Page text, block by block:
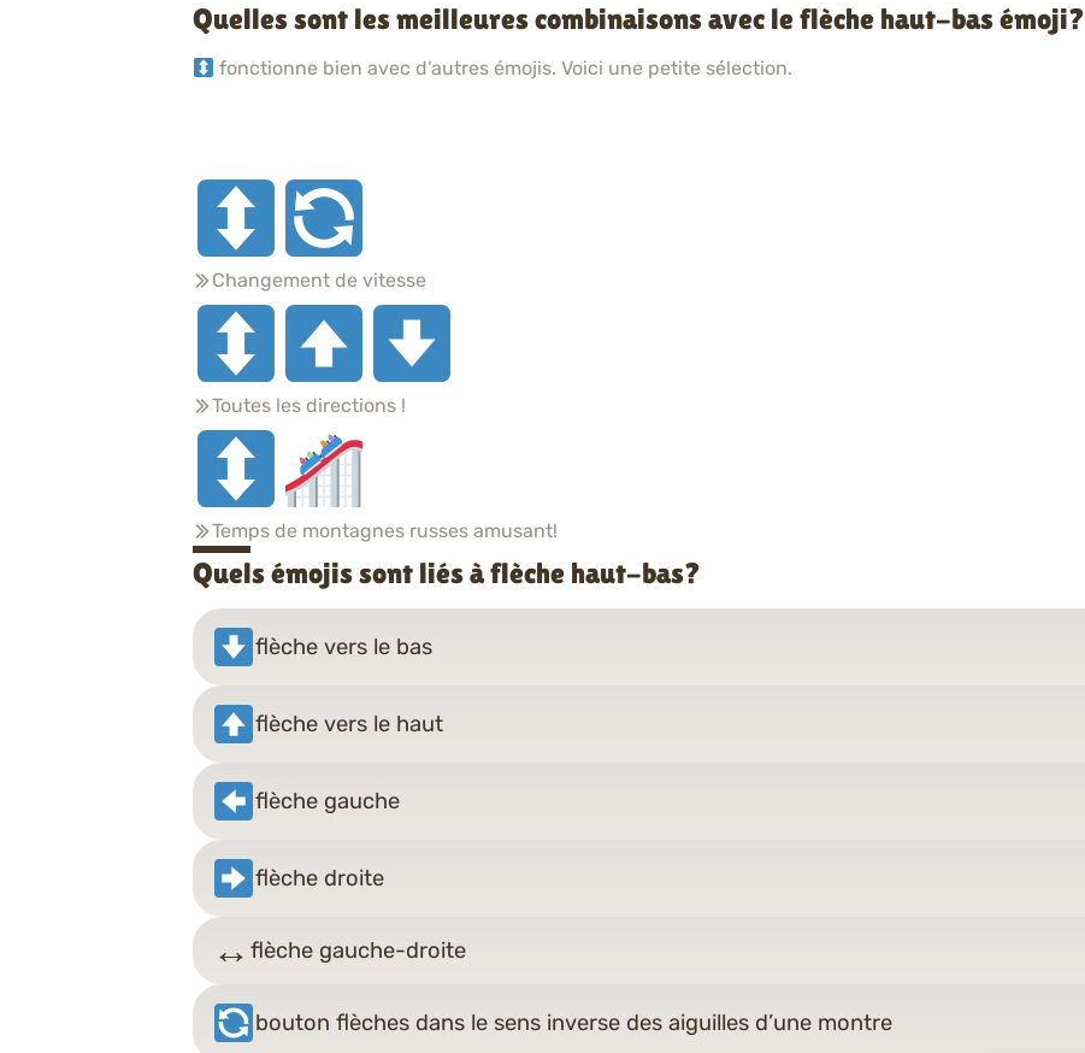
Quelles sont les meilleures combinaisons avec le flèche haut-bas émoji?
fonctionne bien avec d’autres émojis. Voici une petite sélection.
Changement de vitesse
Toutes les directions !
Temps de montagnes russes amusant!
Quels émojis sont liés à flèche haut-bas?
flèche vers le bas
flèche vers le haut
flèche gauche
flèche droite
↔️ flèche gauche-droite
bouton flèches dans le sens inverse des aiguilles d’une montre